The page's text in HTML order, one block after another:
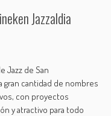
Jazzaldia
Jazz de San
gran cantidad de nombres
con proyectos
y atractivo para todo